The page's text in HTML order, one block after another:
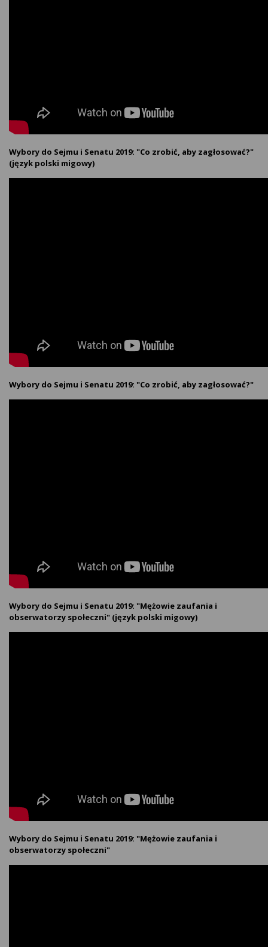
Wybory do Sejmu i Senatu 2019: "Co zrobić, aby zagłosować?"
(język polski migowy)
Wybory do Sejmu i Senatu 2019: "Co zrobić, aby zagłosować?"
Wybory do Sejmu i Senatu 2019: "Mężowie zaufania i
obserwatorzy społeczni" (język polski migowy)
Wybory do Sejmu i Senatu 2019: "Mężowie zaufania i
obserwatorzy społeczni"